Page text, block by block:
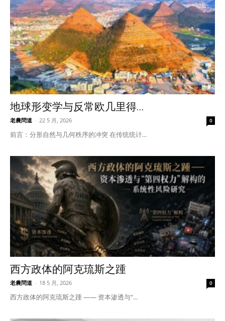
地球形变学与反常欧几里得...
老農問道 - 22 5 月, 2026 0
前言：分形自然与几何秩序的冲突 在传统统计...
西方政体的阿克琉斯之踵
老農問道 - 18 5 月, 2026 0
西方政体的阿克琉斯之踵 —— 资本渗透与“...